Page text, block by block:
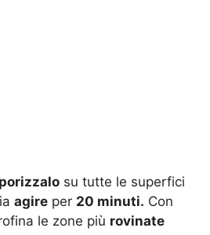
su tutte le superfici
agire per 20 minuti. Con
le zone più rovinate